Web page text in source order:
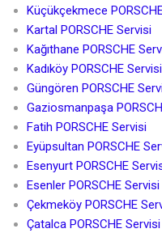
Küçükçekmece
Kartal PORSCHE Servisi
Kağıthane PORSCHE
Kadıköy PORSCHE Servisi
Güngören PORSCHE
Gaziosmanpaşa
Fatih PORSCHE Servisi
Eyüpsultan PORSCHE
Esenyurt PORSCHE
Esenler PORSCHE Servisi
Çekmeköy PORSCHE
Çatalca PORSCHE Servisi